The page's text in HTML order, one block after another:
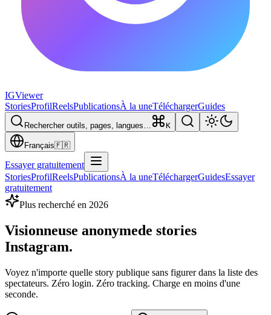
IGViewer
StoriesProfilReelsPublicationsÀ la uneTéléchargerGuides
Rechercher outils, pages, langues… K
Français🇫🇷
Essayer gratuitement
StoriesProfilReelsPublicationsÀ la uneTéléchargerGuidesEssayer
gratuitement
Plus recherché en 2026
Visionneuse anonymede stories
Instagram.
Voyez n'importe quelle story publique sans figurer dans la liste des
spectateurs. Zéro login. Zéro tracking. Charge en moins d'une
seconde.